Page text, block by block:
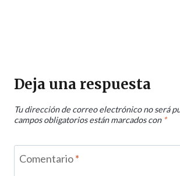
Deja una respuesta
Tu dirección de correo electrónico no será
campos obligatorios están marcados con *
Comentario*